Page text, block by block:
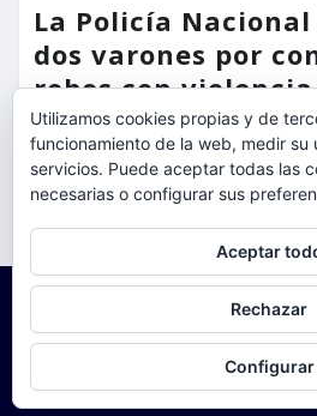
La Policía
dos varones por
robos con
misma mañana
torrent al dia Ago 7,
Utilizamos cookies propias y de
funcionamiento de la web, medir su
servicios. Puede aceptar todas las
necesarias o configurar sus
Aceptar
Rechazar
Configurar
Para obtener más información, incluido